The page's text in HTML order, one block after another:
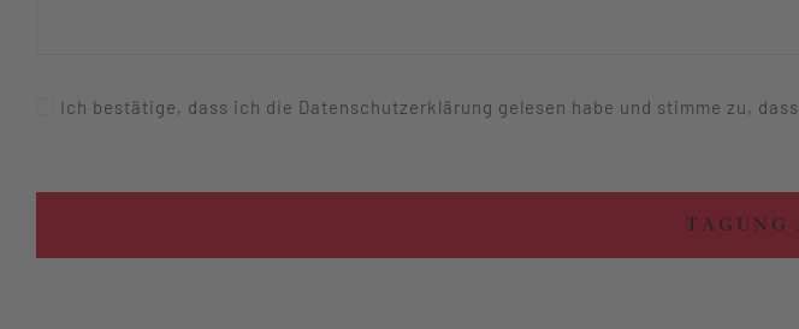
Ich bestätige, dass ich die Datenschutzerklärung gelesen habe und stimme zu,
TAGUNG